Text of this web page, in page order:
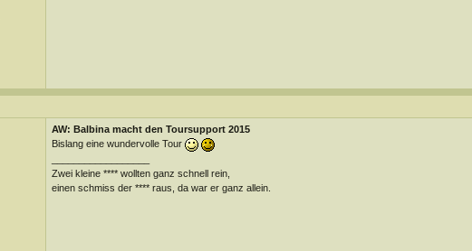
AW: Balbina macht den Toursupport 2015
Bislang eine wundervolle Tour
Zwei kleine **** wollten ganz schnell rein,
einen schmiss der **** raus, da war er ganz allein.